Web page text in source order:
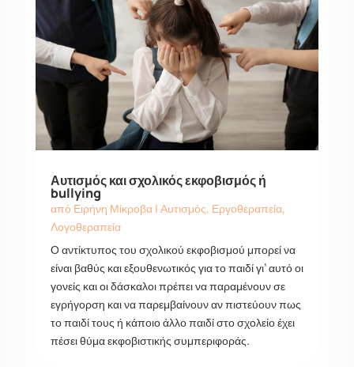
Αυτισμός και σχολικός εκφοβισμός ή
bullying
από Ειρήνη Μίκροβα| Αυτισμός, Εργοθεραπεία,
Λογοθεραπεία
Ο αντίκτυπος του σχολικού εκφοβισμού μπορεί να
είναι βαθύς και εξουθενωτικός για το παιδί γι’ αυτό οι
γονείς και οι δάσκαλοι πρέπει να παραμένουν σε
εγρήγορση και να παρεμβαίνουν αν πιστεύουν πως
το παιδί τους ή κάποιο άλλο παιδί στο σχολείο έχει
πέσει θύμα εκφοβιστικής συμπεριφοράς.